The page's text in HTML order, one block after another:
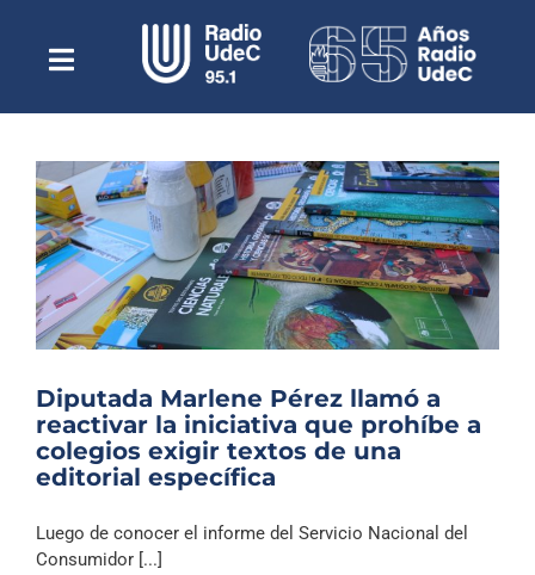
contenidoToggle
NavigationEscuchar Radio UdeC en vivo
Quiénes Somos
Programación
Podcast
Noticias
Reportajes
Columnas
Música Clásica
Diputada Marlene Pérez llamó a
reactivar la iniciativa que prohíbe a
colegios exigir textos de una
editorial específica
Luego de conocer el informe del Servicio Nacional del
Consumidor [...]